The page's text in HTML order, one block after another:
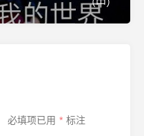
（中）
必填项已用 * 标注